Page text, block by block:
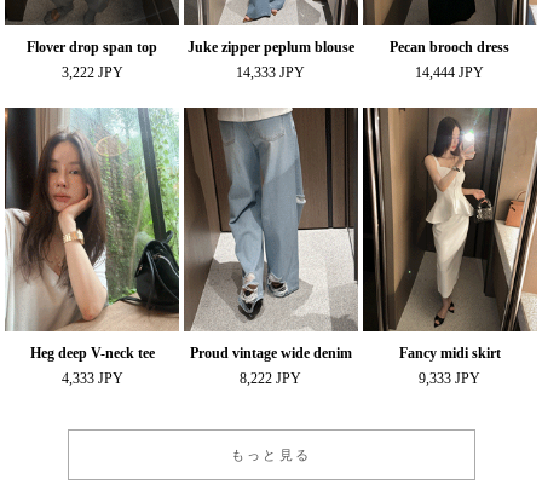
Flover drop span top
3,222 JPY
Juke zipper peplum blouse
14,333 JPY
Pecan brooch dress
14,444 JPY
Heg deep V-neck tee
4,333 JPY
Proud vintage wide denim
8,222 JPY
Fancy midi skirt
9,333 JPY
もっと見る